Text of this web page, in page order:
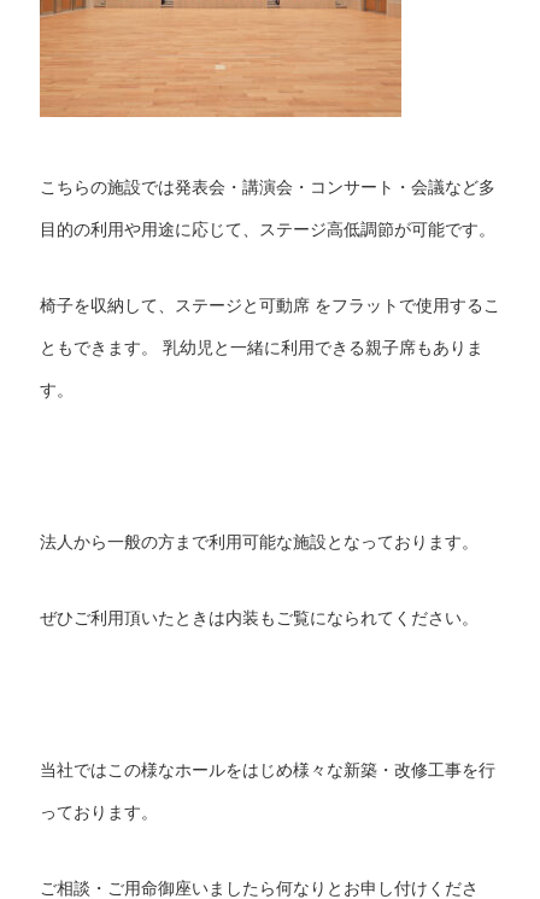
こちらの施設では発表会・講演会・コンサート・会議など多
目的の利用や用途に応じて、ステージ高低調節が可能です。
椅子を収納して、ステージと可動席 をフラットで使用するこ
ともできます。 乳幼児と一緒に利用できる親子席もありま
す。
法人から一般の方まで利用可能な施設となっております。
ぜひご利用頂いたときは内装もご覧になられてください。
当社ではこの様なホールをはじめ様々な新築・改修工事を行
っております。
ご相談・ご用命御座いましたら何なりとお申し付けくださ